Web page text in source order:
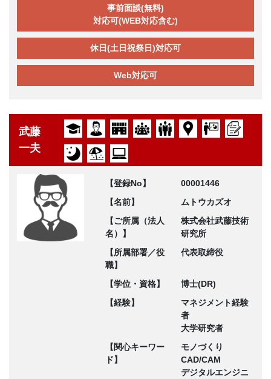
事前面談(無料)
対応可(WEB対応含む)
休日(土日祝祭日)対応可
Web対応可
武藤
一夫
【登録No】
00001446
【名前】
ムトウカズオ
【ご所属（法人
名）】
株式会社武藤技術
研究所
【所属部署／役
職】
代表取締役
【学位・資格】
博士(DR)
【経験】
マネジメント経験
者
大学研究者
【関心キーワー
ド】
モノづくり
CAD/CAM
デジタルエンジニ